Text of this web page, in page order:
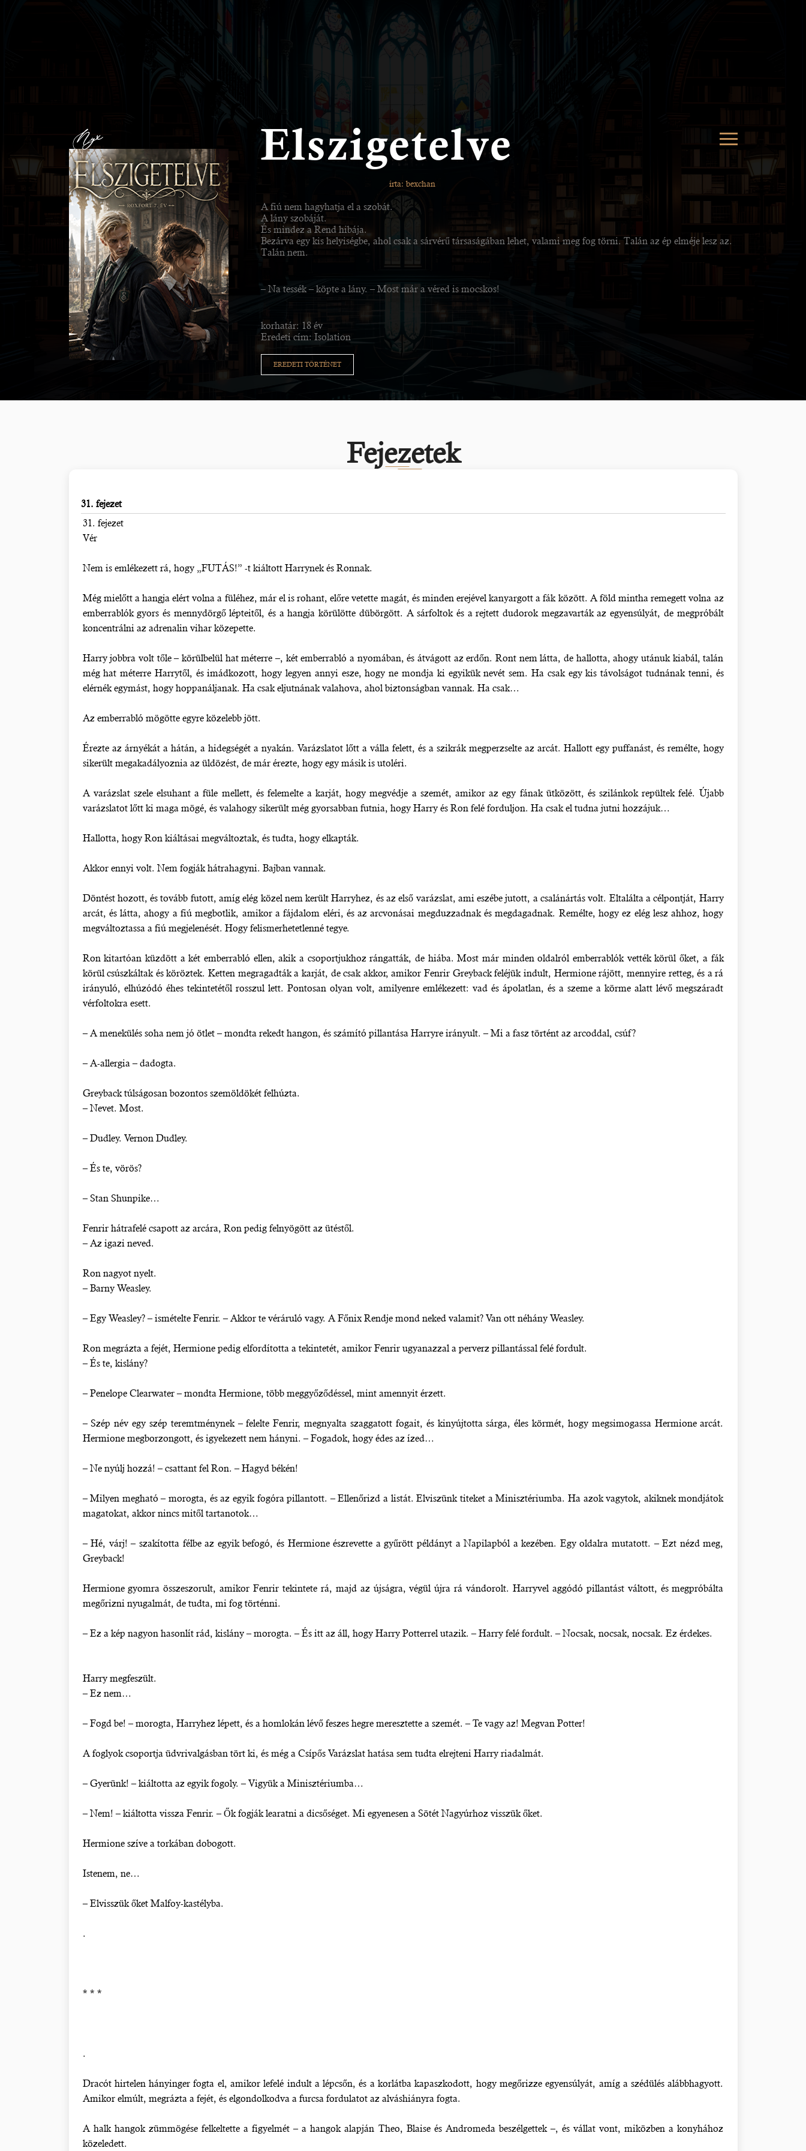
Elszigetelve
írta: bexchan
A fiú nem hagyhatja el a szobát.
A lány szobáját.
És mindez a Rend hibája.
Bezárva egy kis helyiségbe, ahol csak a sárvérű társaságában lehet, valami meg fog törni. Talán az ép elméje lesz az.
Talán nem.
– Na tessék – köpte a lány. – Most már a véred is mocskos!
korhatár: 18 év
Eredeti cím: Isolation
EREDETI TÖRTÉNET
Fejezetek
31. fejezet
31. fejezet
Vér
Nem is emlékezett rá, hogy „FUTÁS!” -t kiáltott Harrynek és Ronnak.
Még mielőtt a hangja elért volna a füléhez, már el is rohant, előre vetette magát, és minden erejével kanyargott a fák között. A föld mintha remegett volna az
emberrablók gyors és mennydörgő lépteitől, és a hangja körülötte dübörgött. A sárfoltok és a rejtett dudorok megzavarták az egyensúlyát, de megpróbált
koncentrálni az adrenalin vihar közepette.
Harry jobbra volt tőle – körülbelül hat méterre –, két emberrabló a nyomában, és átvágott az erdőn. Ront nem látta, de hallotta, ahogy utánuk kiabál, talán
még hat méterre Harrytől, és imádkozott, hogy legyen annyi esze, hogy ne mondja ki egyikük nevét sem. Ha csak egy kis távolságot tudnának tenni, és
elérnék egymást, hogy hoppanáljanak. Ha csak eljutnának valahova, ahol biztonságban vannak. Ha csak…
Az emberrabló mögötte egyre közelebb jött.
Érezte az árnyékát a hátán, a hidegségét a nyakán. Varázslatot lőtt a válla felett, és a szikrák megperzselte az arcát. Hallott egy puffanást, és remélte, hogy
sikerült megakadályoznia az üldözést, de már érezte, hogy egy másik is utoléri.
A varázslat szele elsuhant a füle mellett, és felemelte a karját, hogy megvédje a szemét, amikor az egy fának ütközött, és szilánkok repültek felé. Újabb
varázslatot lőtt ki maga mögé, és valahogy sikerült még gyorsabban futnia, hogy Harry és Ron felé forduljon. Ha csak el tudna jutni hozzájuk…
Hallotta, hogy Ron kiáltásai megváltoztak, és tudta, hogy elkapták.
Akkor ennyi volt. Nem fogják hátrahagyni. Bajban vannak.
Döntést hozott, és tovább futott, amíg elég közel nem került Harryhez, és az első varázslat, ami eszébe jutott, a csalánártás volt. Eltalálta a célpontját, Harry
arcát, és látta, ahogy a fiú megbotlik, amikor a fájdalom eléri, és az arcvonásai megduzzadnak és megdagadnak. Remélte, hogy ez elég lesz ahhoz, hogy
megváltoztassa a fiú megjelenését. Hogy felismerhetetlenné tegye.
Ron kitartóan küzdött a két emberrabló ellen, akik a csoportjukhoz rángatták, de hiába. Most már minden oldalról emberrablók vették körül őket, a fák
körül csúszkáltak és köröztek. Ketten megragadták a karját, de csak akkor, amikor Fenrir Greyback feléjük indult, Hermione rájött, mennyire retteg, és a rá
irányuló, elhúzódó éhes tekintetétől rosszul lett. Pontosan olyan volt, amilyenre emlékezett: vad és ápolatlan, és a szeme a körme alatt lévő megszáradt
vérfoltokra esett.
– A menekülés soha nem jó ötlet – mondta rekedt hangon, és számító pillantása Harryre irányult. – Mi a fasz történt az arcoddal, csúf?
– A-allergia – dadogta.
Greyback túlságosan bozontos szemöldökét felhúzta.
– Nevet. Most.
– Dudley. Vernon Dudley.
– És te, vörös?
– Stan Shunpike…
Fenrir hátrafelé csapott az arcára, Ron pedig felnyögött az ütéstől.
– Az igazi neved.
Ron nagyot nyelt.
– Barny Weasley.
– Egy Weasley? – ismételte Fenrir. – Akkor te véráruló vagy. A Főnix Rendje mond neked valamit? Van ott néhány Weasley.
Ron megrázta a fejét, Hermione pedig elfordította a tekintetét, amikor Fenrir ugyanazzal a perverz pillantással felé fordult.
– És te, kislány?
– Penelope Clearwater – mondta Hermione, több meggyőződéssel, mint amennyit érzett.
– Szép név egy szép teremtménynek – felelte Fenrir, megnyalta szaggatott fogait, és kinyújtotta sárga, éles körmét, hogy megsimogassa Hermione arcát.
Hermione megborzongott, és igyekezett nem hányni. – Fogadok, hogy édes az ízed…
– Ne nyúlj hozzá! – csattant fel Ron. – Hagyd békén!
– Milyen megható – morogta, és az egyik fogóra pillantott. – Ellenőrizd a listát. Elviszünk titeket a Minisztériumba. Ha azok vagytok, akiknek mondjátok
magatokat, akkor nincs mitől tartanotok…
– Hé, várj! – szakította félbe az egyik befogó, és Hermione észrevette a gyűrött példányt a Napilapból a kezében. Egy oldalra mutatott. – Ezt nézd meg,
Greyback!
Hermione gyomra összeszorult, amikor Fenrir tekintete rá, majd az újságra, végül újra rá vándorolt. Harryvel aggódó pillantást váltott, és megpróbálta
megőrizni nyugalmát, de tudta, mi fog történni.
– Ez a kép nagyon hasonlít rád, kislány – morogta. – És itt az áll, hogy Harry Potterrel utazik. – Harry felé fordult. – Nocsak, nocsak, nocsak. Ez érdekes.
Harry megfeszült.
– Ez nem…
– Fogd be! – morogta, Harryhez lépett, és a homlokán lévő feszes hegre meresztette a szemét. – Te vagy az! Megvan Potter!
A foglyok csoportja üdvrivalgásban tört ki, és még a Csípős Varázslat hatása sem tudta elrejteni Harry riadalmát.
– Gyerünk! – kiáltotta az egyik fogoly. – Vigyük a Minisztériumba…
– Nem! – kiáltotta vissza Fenrir. – Ők fogják learatni a dicsőséget. Mi egyenesen a Sötét Nagyúrhoz visszük őket.
Hermione szíve a torkában dobogott.
Istenem, ne…
– Elvisszük őket Malfoy-kastélyba.
.
* * *
.
Dracót hirtelen hányinger fogta el, amikor lefelé indult a lépcsőn, és a korlátba kapaszkodott, hogy megőrizze egyensúlyát, amíg a szédülés alábbhagyott.
Amikor elmúlt, megrázta a fejét, és elgondolkodva a furcsa fordulatot az alváshiányra fogta.
A halk hangok zümmögése felkeltette a figyelmét – a hangok alapján Theo, Blaise és Andromeda beszélgettek –, és vállat vont, miközben a konyhához
közeledett.